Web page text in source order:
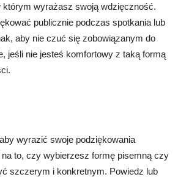
którym wyrażasz swoją wdzięczność.
publicznie podczas spotkania lub
aby nie czuć się zobowiązanym do
jeśli nie jesteś komfortowy z taką formą
wyrazić swoje podziękowania
na to, czy wybierzesz formę pisemną czy
szczerym i konkretnym. Powiedz lub